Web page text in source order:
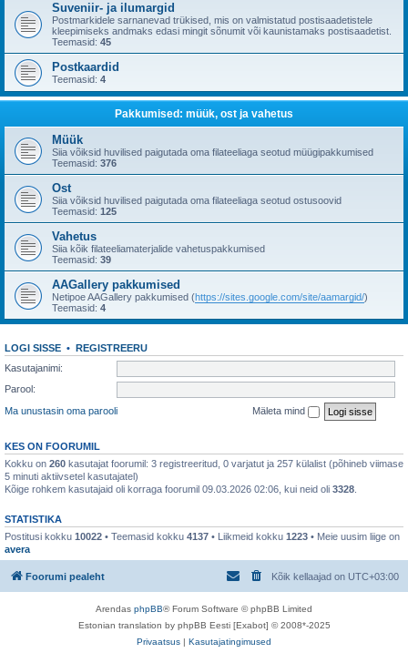
Suveniir- ja ilumargid
Postmarkidele sarnanevad trükised, mis on valmistatud postisaadetistele
kleepimiseks andmaks edasi mingit sõnumit või kaunistamaks postisaadetist.
Teemasid: 45
Postkaardid
Teemasid: 4
Pakkumised: müük, ost ja vahetus
Müük
Siia võiksid huvilised paigutada oma filateeliaga seotud müügipakkumised
Teemasid: 376
Ost
Siia võiksid huvilised paigutada oma filateeliaga seotud ostusoovid
Teemasid: 125
Vahetus
Siia kõik filateeliamaterjalide vahetuspakkumised
Teemasid: 39
AAGallery pakkumised
Netipoe AAGallery pakkumised (https://sites.google.com/site/aamargid/)
Teemasid: 4
LOGI SISSE • REGISTREERU
Kasutajanimi:
Parool:
Ma unustasin oma parooli
Mäleta mind
KES ON FOORUMIL
Kokku on 260 kasutajat foorumil: 3 registreeritud, 0 varjatut ja 257 külalist (põhineb viimase
5 minuti aktiivsetel kasutajatel)
Kõige rohkem kasutajaid oli korraga foorumil 09.03.2026 02:06, kui neid oli 3328
STATISTIKA
Postitusi kokku 10022 • Teemasid kokku 4137 • Liikmeid kokku 1223 • Meie uusim liige on
avera
Foorumi pealeht Kõik kellaajad on UTC+03:00
Arendas phpBB® Forum Software © phpBB Limited
Estonian translation by phpBB Eesti [Exabot] © 2008*-2025
Privaatsus | Kasutajatingimused